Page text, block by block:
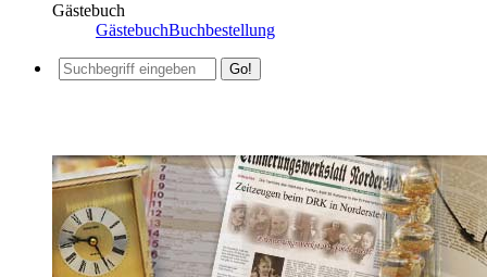
Gästebuch
GästebuchBuchbestellung